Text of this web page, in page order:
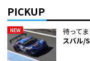
PICKUP
NEW
待ってま
スバル/